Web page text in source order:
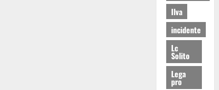
Ilva
incidente
Lc
Solito
Lega
pro